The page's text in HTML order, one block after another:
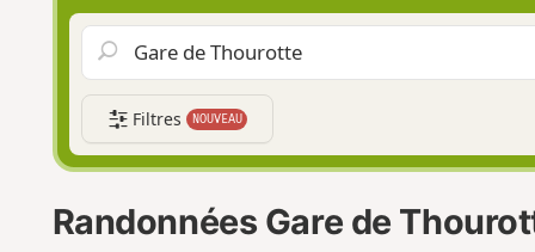
Filtres NOUVEAU
Randonnées Gare de